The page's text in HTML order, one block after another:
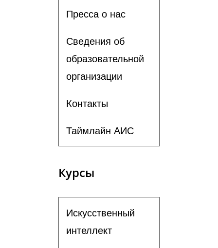
Пресса о нас
Сведения об
образовательной
организации
Контакты
Таймлайн АИС
Курсы
Искусственный
интеллект